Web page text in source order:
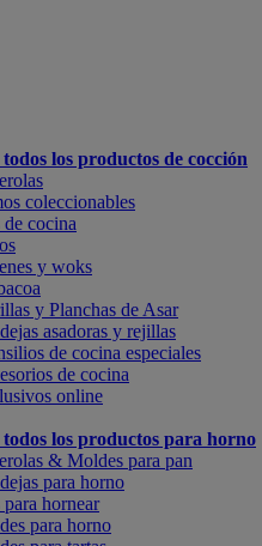
los productos de cocción
coleccionables
de cocina
y woks
y Planchas de Asar
asadoras y rejillas
de cocina especiales
de cocina
online
los productos para horno
& Moldes para pan
para horno
para hornear
para horno